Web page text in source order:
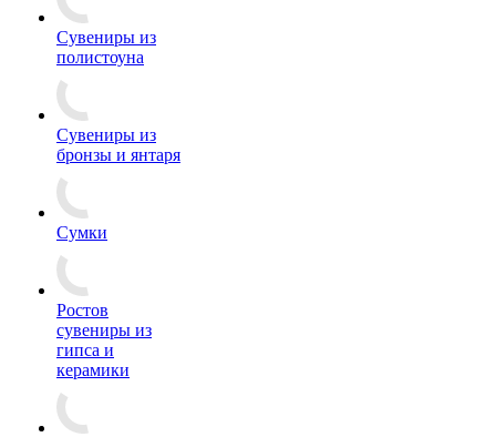
Сувениры из
полистоуна
Сувениры из
бронзы и янтаря
Сумки
Ростов
сувениры из
гипса и
керамики